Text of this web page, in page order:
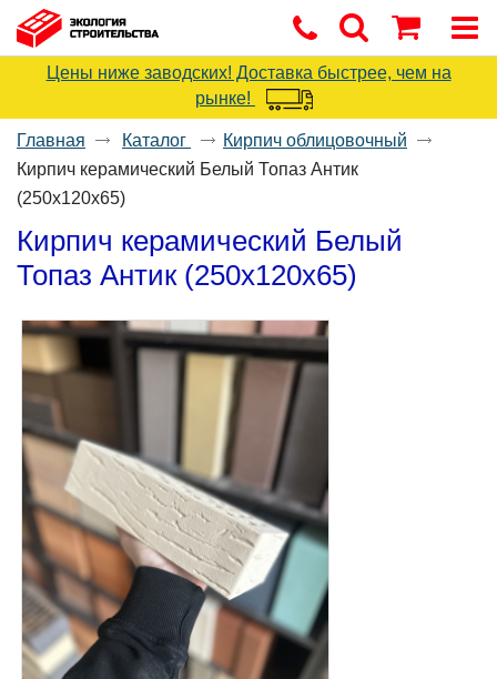
Цены ниже заводских! Доставка быстрее, чем на
рынке!
Главная Каталог
Кирпич облицовочный
Кирпич керамический Белый Топаз Антик
(250x120x65)
Кирпич керамический Белый
Топаз Антик (250x120x65)